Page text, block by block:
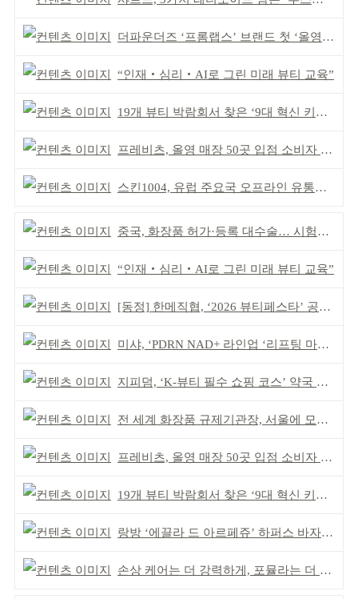
더파운더즈 ‘프롬랩스’ 브랜드 첫 ‘올영픽’ 선정
“인재‧심리‧AI로 그린 미래 뷰티 교육”
19개 뷰티 박람회서 찾은 ‘9대 혁신 키워드’
프레비츠, 올영 매장 50곳 입점 소비자 접점 강화
스킨1004, 유럽 주요국 오프라인 유통망 확대
중국, 화장품 허가·등록 대수술… 시험자료 공용 허용
“인재‧심리‧AI로 그린 미래 뷰티 교육”
[동정] 한메직협, ‘2026 뷰티페스타’ 공동 주최
미샤, ‘PDRN NAD+ 라인업 ‘리프팅 마스크’ 출시
지피덤, ‘K-뷰티 필수 쇼핑 코스’ 약국 공략
전 세계 화장품 규제기관장, 서울에 모인다
프레비츠, 올영 매장 50곳 입점 소비자 접점 강화
19개 뷰티 박람회서 찾은 ‘9대 혁신 키워드’
랑방 ‘에끌라 드 아르페쥬’ 하퍼스 바자 화보 공개
손상 케어는 더 강력하게, 포뮬라는 더 산뜻하게!